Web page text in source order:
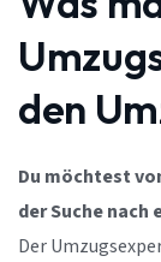
den
Du möchtest
der Suche nach
Der